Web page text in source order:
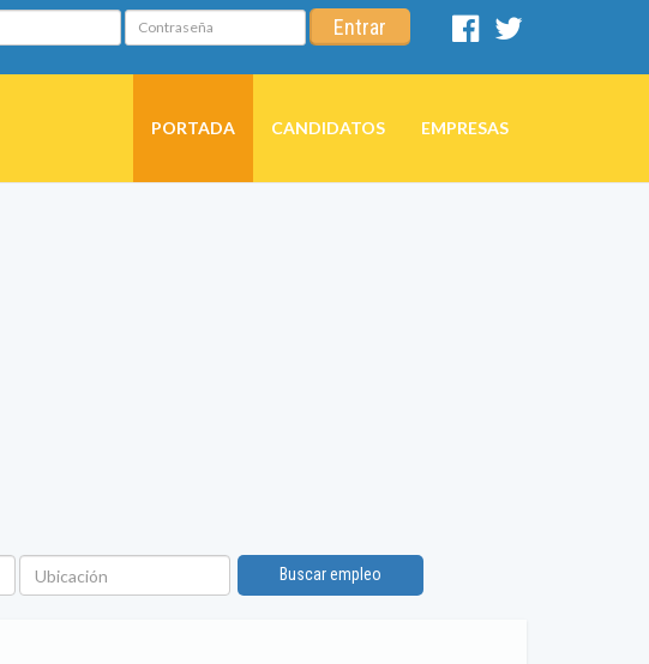
Contraseña Entrar
Facebook
PORTADA CANDIDATOS EMPRESAS
Ubicación
Buscar empleo